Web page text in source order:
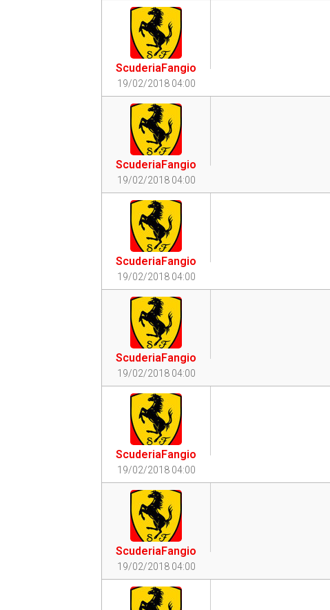
ScuderiaFangio
19/02/2018 04:00
ScuderiaFangio
19/02/2018 04:00
ScuderiaFangio
19/02/2018 04:00
ScuderiaFangio
19/02/2018 04:00
ScuderiaFangio
19/02/2018 04:00
ScuderiaFangio
19/02/2018 04:00